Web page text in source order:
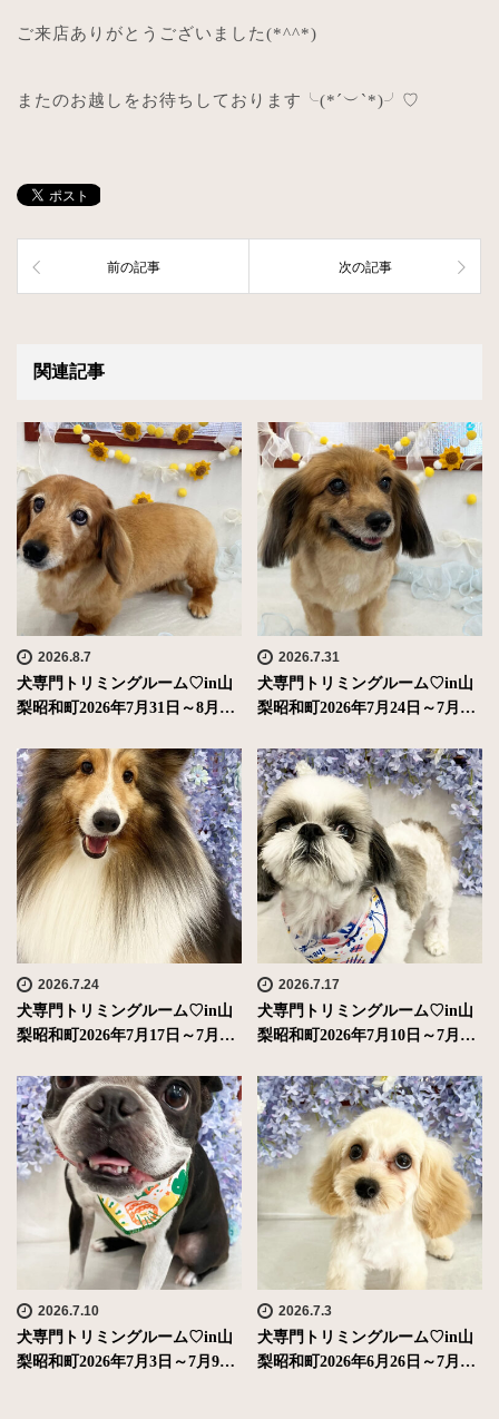
ご来店ありがとうございました(*^^*)
またのお越しをお待ちしております╰(*´︶ `*)╯ ♡
前の記事 次の記事
関連記事
2026.8.7
犬専門トリミングルーム♡in山
梨昭和町2026年7月31日～8月…
2026.7.31
犬専門トリミングルーム♡in山
梨昭和町2026年7月24日～7月…
2026.7.24
犬専門トリミングルーム♡in山
梨昭和町2026年7月17日～7月…
2026.7.17
犬専門トリミングルーム♡in山
梨昭和町2026年7月10日～7月…
2026.7.10
犬専門トリミングルーム♡in山
梨昭和町2026年7月3日～7月9…
2026.7.3
犬専門トリミングルーム♡in山
梨昭和町2026年6月26日～7月…